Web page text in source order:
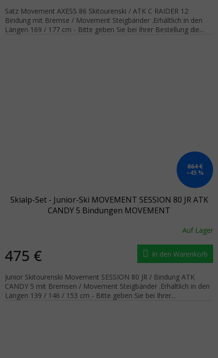
Satz Movement AXESS 86 Skitourenski / ATK C RAIDER 12
Bindung mit Bremse / Movement Steigbänder .Erhältlich in den
Längen 169 / 177 cm - Bitte geben Sie bei Ihrer Bestellung die...
864 €
–45 %
Skialp-Set - Junior-Ski MOVEMENT SESSION 80 JR ATK
CANDY 5 Bindungen MOVEMENT
Auf Lager
475 € In den Warenkorb
Junior Skitourenski Movement SESSION 80 JR / Bindung ATK
CANDY 5 mit Bremsen / Movement Steigbänder .Erhältlich in den
Längen 139 / 146 / 153 cm - Bitte geben Sie bei Ihrer...